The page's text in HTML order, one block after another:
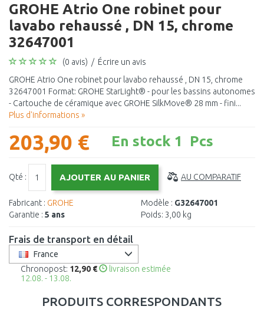
GROHE Atrio One robinet pour
lavabo rehaussé , DN 15, chrome
32647001
(0 avis) / Écrire un avis
GROHE Atrio One robinet pour lavabo rehaussé , DN 15, chrome
32647001 Format: GROHE StarLight® - pour les bassins autonomes
- Cartouche de céramique avec GROHE SilkMove® 28 mm - fini...
Plus d'informations »
203,90 € En stock 1 Pcs
Qté : AU COMPARATIF
Fabricant : GROHE
Garantie : 5 ans
Modèle : G32647001
Poids: 3,00 kg
Frais de transport en détail
France
Chronopost: 12,90 €
livraison estimée
12.08. - 13.08.
PRODUITS CORRESPONDANTS